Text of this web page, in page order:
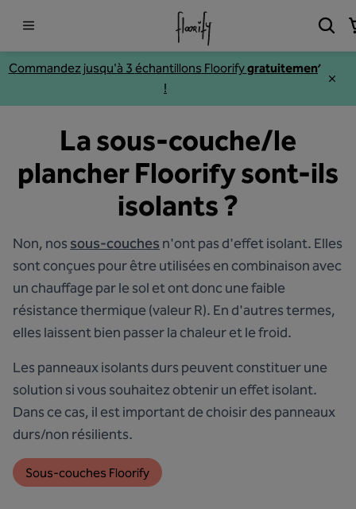
Commandez jusqu'à 3 échantillons Floorifygratuitement
!
La sous-couche/le
plancher Floorify sont-ils
isolants ?
Non, nos sous-couches n'ont pas d'effet isolant. Elles
sont conçues pour être utilisées en combinaison avec
un chauffage par le sol et ont donc une faible
résistance thermique (valeur R). En d'autres termes,
elles laissent bien passer la chaleur et le froid.
Les panneaux isolants durs peuvent constituer une
solution si vous souhaitez obtenir un effet isolant.
Dans ce cas, il est important de choisir des panneaux
durs/non résilients.
Sous-couches Floorify